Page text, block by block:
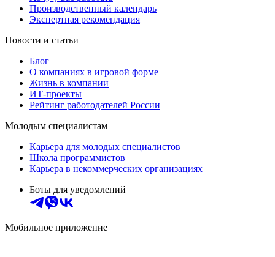
Производственный календарь
Экспертная рекомендация
Новости и статьи
Блог
О компаниях в игровой форме
Жизнь в компании
ИТ-проекты
Рейтинг работодателей России
Молодым специалистам
Карьера для молодых специалистов
Школа программистов
Карьера в некоммерческих организациях
Боты для уведомлений
Мобильное приложение